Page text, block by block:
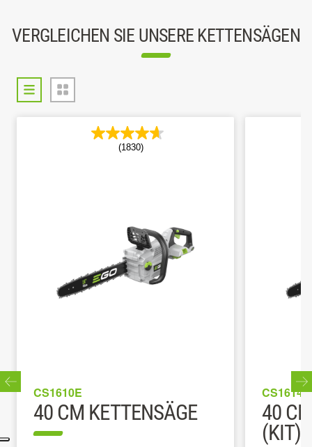
VERGLEICHEN SIE UNSERE KETTENSÄGEN
(1830)
CS1610E
40 CM KETTENSÄGE
CS1614E
40
(KIT)